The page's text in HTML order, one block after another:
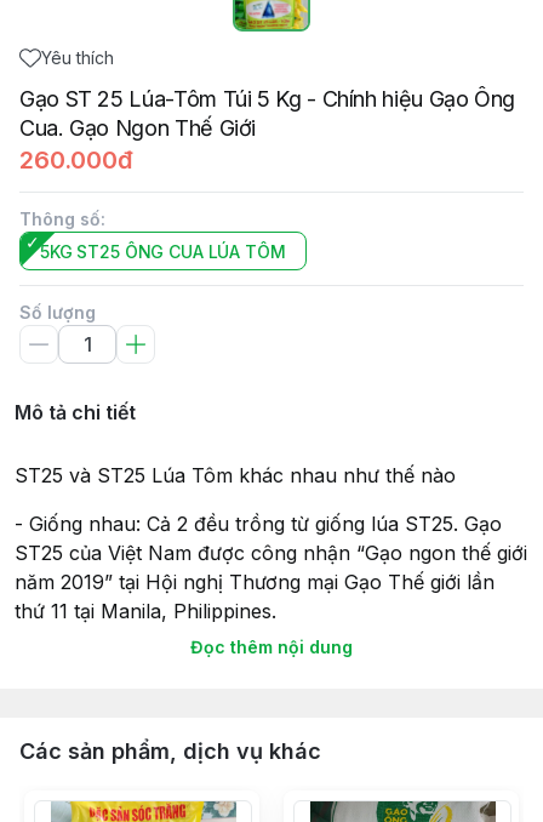
Yêu thích
Gạo ST 25 Lúa-Tôm Túi 5 Kg - Chính hiệu Gạo Ông
Cua. Gạo Ngon Thế Giới
260.000đ
Thông số:
5KG ST25 ÔNG CUA LÚA TÔM
Số lượng
Mô tả chi tiết
ST25 và ST25 Lúa Tôm khác nhau như thế nào
- Giống nhau: Cả 2 đều trồng từ giống lúa ST25. Gạo
ST25 của Việt Nam được công nhận “Gạo ngon thế giới
năm 2019” tại Hội nghị Thương mại Gạo Thế giới lần
thứ 11 tại Manila, Philippines.
- Khác nhau: ST25 Lúa Tôm - An toàn: Lúa được gieo
được nuôi dưỡng chủ yếu bởi nguồn dinh dưỡng tự
Đọc thêm nội dung
Các sản phẩm, dịch vụ khác